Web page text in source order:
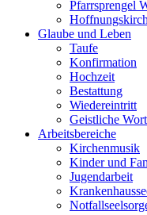
Pfarrsprengel
Glaube und Leben
Taufe
Konfirmation
Hochzeit
Bestattung
Wiedereintritt
Geistliche
Arbeitsbereiche
Kirchenmusik
Kinder und
Jugendarbeit